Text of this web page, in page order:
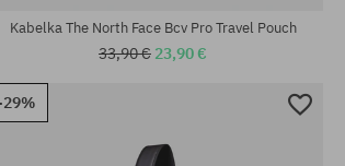
Kabelka The North Face Bcv Pro Travel Pouch
33,90 € 23,90 €